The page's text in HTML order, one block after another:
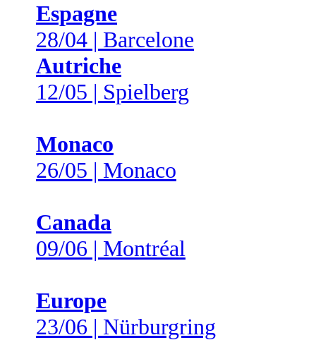
Espagne
28/04 | Barcelone
Autriche
12/05 | Spielberg
Monaco
26/05 | Monaco
Canada
09/06 | Montréal
Europe
23/06 | Nürburgring